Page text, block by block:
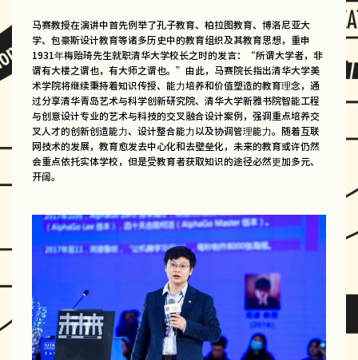
马赛教授在演讲中首先例举了孔子教育、柏拉图教育、博洛尼亚大
学、包豪斯设计教育等诸多历史中的教育组织及其教育思想，重申
1931年梅贻琦先生就职清华大学校长之时的发言：“所谓大学者，非
谓有大楼之谓也，有大师之谓也。”由此，马赛院长指出清华大学美
术学院将继续秉持着知识传授、能力培养和价值塑造的教育理念，通
过分享清华青岛艺术与科学创新研究院、清华大学新雅书院智能工程
与创意设计专业的艺术与科技的交叉融合设计案例，强调重点培养交
叉人才的创新创造能力、设计整合能力以及协调管理能力。随着互联
网技术的发展，教育愈发去中心化和去壁垒化，未来的教育或许仍然
会重点依托实体学校，但是受教育者获取知识的途径必然更加多元、
开阔。